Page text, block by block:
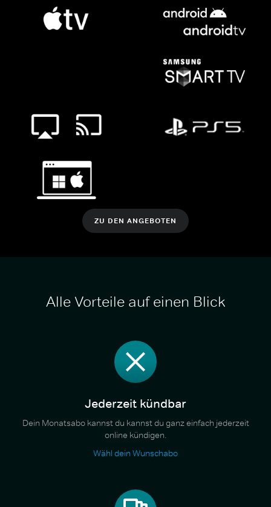
ZU DEN ANGEBOTEN
Alle Vorteile auf einen Blick
Jederzeit kündbar
Dein Monatsabo kannst du kannst du ganz einfach jederzeit
online kündigen.
Wähl dein Wunschabo